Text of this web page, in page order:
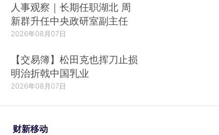
人事观察｜长期任职湖北 周
新群升任中央政研室副主任
2026年08月07日
【交易簿】松田克也挥刀止损
明治折戟中国乳业
2026年08月07日
财新移动